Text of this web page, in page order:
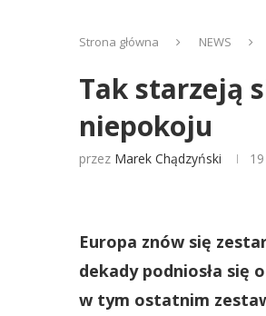
Strona główna NEWS
Tak starzeją
niepokoju
przez Marek Chądzyński
Europa znów się
dekady podniosła się
w tym ostatnim